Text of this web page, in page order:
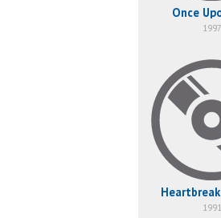
Once
1997
1991